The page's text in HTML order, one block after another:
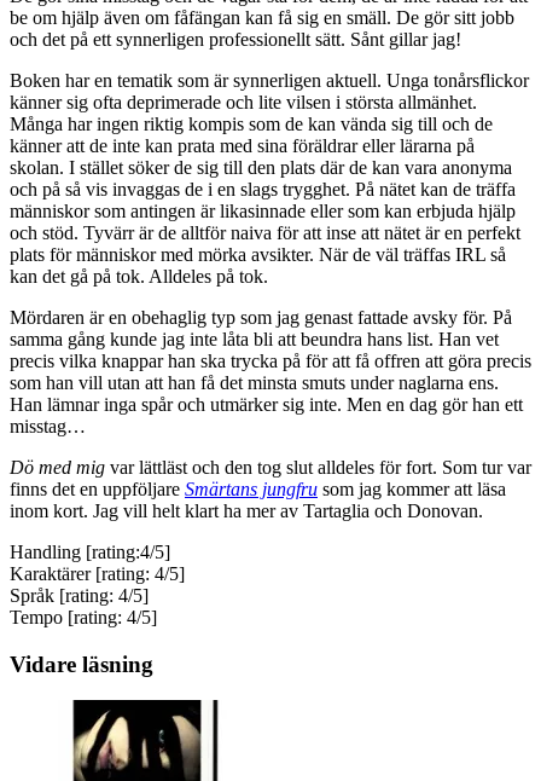
be om hjälp även om fåfängan kan få sig en smäll. De gör sitt jobb
och det på ett synnerligen professionellt sätt. Sånt gillar jag!
Boken har en tematik som är synnerligen aktuell. Unga tonårsflickor
känner sig ofta deprimerade och lite vilsen i största allmänhet.
Många har ingen riktig kompis som de kan vända sig till och de
känner att de inte kan prata med sina föräldrar eller lärarna på
skolan. I stället söker de sig till den plats där de kan vara anonyma
och på så vis invaggas de i en slags trygghet. På nätet kan de träffa
människor som antingen är likasinnade eller som kan erbjuda hjälp
och stöd. Tyvärr är de alltför naiva för att inse att nätet är en perfekt
plats för människor med mörka avsikter. När de väl träffas IRL så
kan det gå på tok. Alldeles på tok.
Mördaren är en obehaglig typ som jag genast fattade avsky för. På
samma gång kunde jag inte låta bli att beundra hans list. Han vet
precis vilka knappar han ska trycka på för att få offren att göra precis
som han vill utan att han få det minsta smuts under naglarna ens.
Han lämnar inga spår och utmärker sig inte. Men en dag gör han ett
misstag…
Dö med mig var lättläst och den tog slut alldeles för fort. Som tur var
finns det en uppföljare Smärtans jungfru som jag kommer att läsa
inom kort. Jag vill helt klart ha mer av Tartaglia och Donovan.
Handling [rating:4/5]
Karaktärer [rating: 4/5]
Språk [rating: 4/5]
Tempo [rating: 4/5]
Vidare läsning